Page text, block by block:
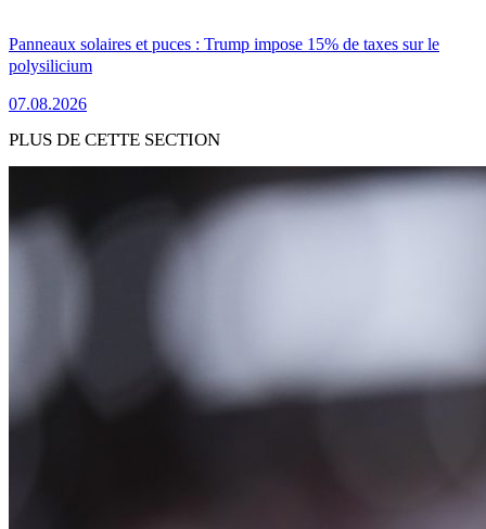
Panneaux solaires et puces : Trump impose 15% de taxes sur le
polysilicium
07.08.2026
PLUS DE CETTE SECTION